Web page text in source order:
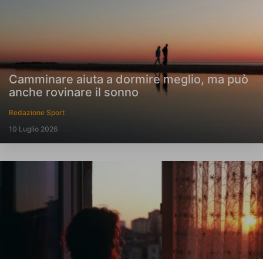
Camminare aiuta a dormire meglio, ma può
anche rovinare il sonno
Redazione Sport
10 Luglio 2026